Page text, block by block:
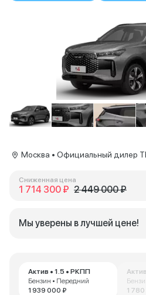
Актив • 1.5 • РКПП
Бензин • Передний
1 939 000 ₽
1
Москва • Официальный дилер
Сниженная цена
1 714 300 ₽ 2 449 000 ₽
Мы уверены в лучшей цене!